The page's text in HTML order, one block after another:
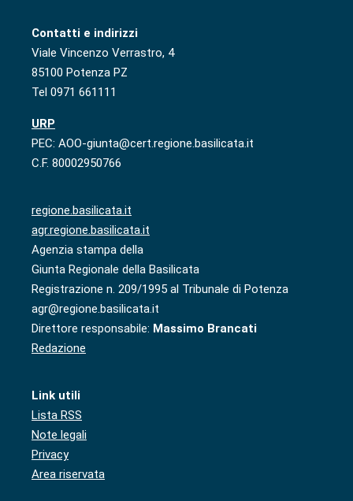
Contatti e indirizzi
Viale Vincenzo Verrastro, 4
85100 Potenza PZ
Tel 0971 661111
URP
PEC: AOO-giunta@cert.regione.basilicata.it
C.F. 80002950766
regione.basilicata.it
agr.regione.basilicata.it
Agenzia stampa della
Giunta Regionale della Basilicata
Registrazione n. 209/1995 al Tribunale di Potenza
agr@regione.basilicata.it
Direttore responsabile: Massimo Brancati
Redazione
Link utili
Lista RSS
Note legali
Privacy
Area riservata